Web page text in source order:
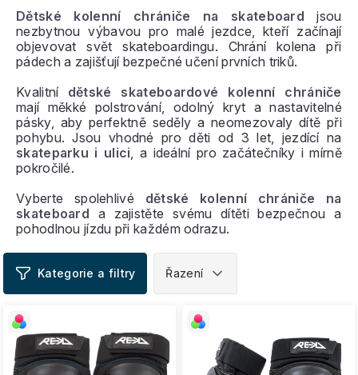
Dětské kolenní chrániče na skateboard jsou
nezbytnou výbavou pro malé jezdce, kteří začínají
objevovat svět skateboardingu. Chrání kolena při
pádech a zajišťují bezpečné učení prvních triků.
Kvalitní dětské skateboardové kolenní chrániče
mají měkké polstrování, odolný kryt a nastavitelné
pásky, aby perfektně seděly a neomezovaly dítě při
pohybu. Jsou vhodné pro děti od 3 let, jezdící na
skateparku i ulici, a ideální pro začátečníky i mírně
pokročilé.
Vyberte spolehlivé dětské kolenní chrániče na
skateboard a zajistěte svému dítěti bezpečnou a
pohodlnou jízdu při každém odrazu.
ý
p
i
s
p
r